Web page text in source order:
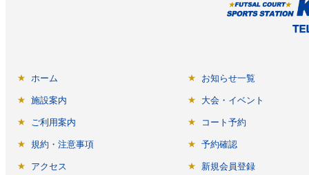
ホーム
施設案内
ご利用案内
規約・注意事項
アクセス
お知らせ一覧
大会・イベント
コート予約
予約確認
新規会員登録